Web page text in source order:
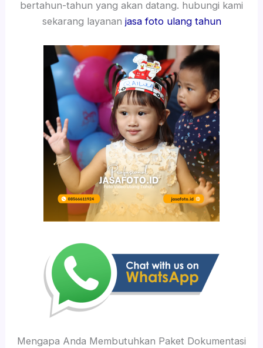
bertahun-tahun yang akan datang. hubungi kami
sekarang layanan jasa foto ulang tahun
Mengapa Anda Membutuhkan Paket Dokumentasi